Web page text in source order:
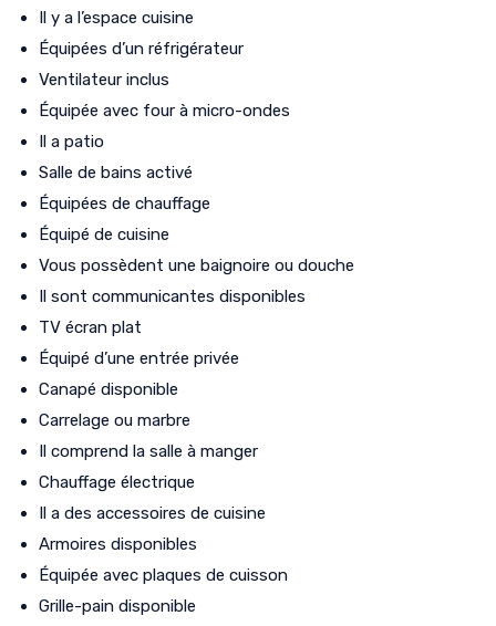
Il y a l’espace cuisine
Équipées d’un réfrigérateur
Ventilateur inclus
Équipée avec four à micro-ondes
Il a patio
Salle de bains activé
Équipées de chauffage
Équipé de cuisine
Vous possèdent une baignoire ou douche
Il sont communicantes disponibles
TV écran plat
Équipé d’une entrée privée
Canapé disponible
Carrelage ou marbre
Il comprend la salle à manger
Chauffage électrique
Il a des accessoires de cuisine
Armoires disponibles
Équipée avec plaques de cuisson
Grille-pain disponible